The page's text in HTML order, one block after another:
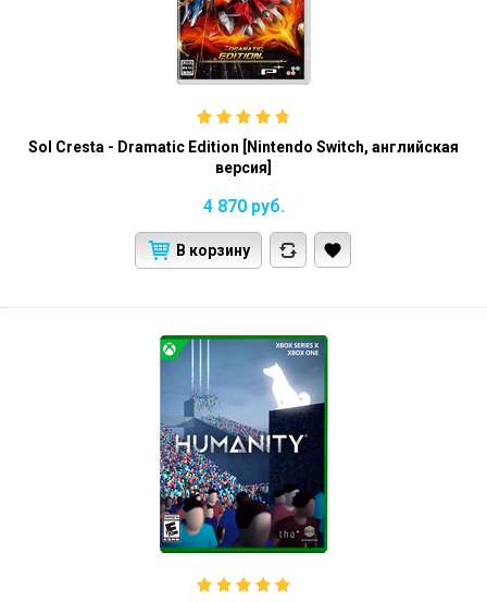
Sol Cresta - Dramatic Edition [Nintendo Switch, английская
версия]
4 870 руб.
В корзину